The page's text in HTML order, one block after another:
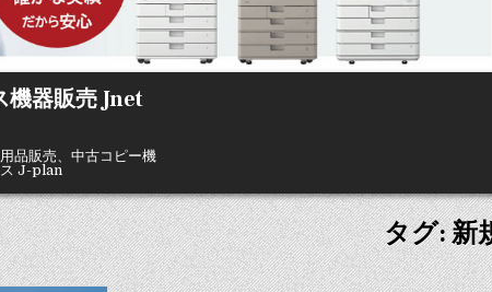
機器販売 Jnet
品販売、中古コピー機
ス J-plan
タグ: 新